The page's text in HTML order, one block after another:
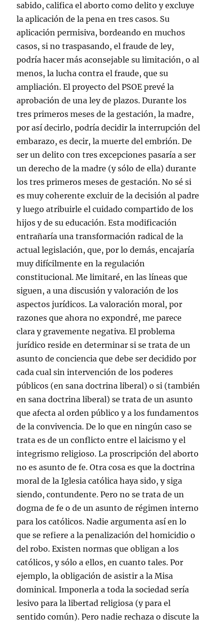
sabido, califica el aborto como delito y excluye
la aplicación de la pena en tres casos. Su
aplicación permisiva, bordeando en muchos
casos, si no traspasando, el fraude de ley,
podría hacer más aconsejable su limitación, o al
menos, la lucha contra el fraude, que su
ampliación. El proyecto del PSOE prevé la
aprobación de una ley de plazos. Durante los
tres primeros meses de la gestación, la madre,
por así decirlo, podría decidir la interrupción del
embarazo, es decir, la muerte del embrión. De
ser un delito con tres excepciones pasaría a ser
un derecho de la madre (y sólo de ella) durante
los tres primeros meses de gestación. No sé si
es muy coherente excluir de la decisión al padre
y luego atribuirle el cuidado compartido de los
hijos y de su educación. Esta modificación
entrañaría una transformación radical de la
actual legislación, que, por lo demás, encajaría
muy difícilmente en la regulación
constitucional. Me limitaré, en las líneas que
siguen, a una discusión y valoración de los
aspectos jurídicos. La valoración moral, por
razones que ahora no expondré, me parece
clara y gravemente negativa. El problema
jurídico reside en determinar si se trata de un
asunto de conciencia que debe ser decidido por
cada cual sin intervención de los poderes
públicos (en sana doctrina liberal) o si (también
en sana doctrina liberal) se trata de un asunto
que afecta al orden público y a los fundamentos
de la convivencia. De lo que en ningún caso se
trata es de un conflicto entre el laicismo y el
integrismo religioso. La proscripción del aborto
no es asunto de fe. Otra cosa es que la doctrina
moral de la Iglesia católica haya sido, y siga
siendo, contundente. Pero no se trata de un
dogma de fe o de un asunto de régimen interno
para los católicos. Nadie argumenta así en lo
que se refiere a la penalización del homicidio o
del robo. Existen normas que obligan a los
católicos, y sólo a ellos, en cuanto tales. Por
ejemplo, la obligación de asistir a la Misa
dominical. Imponerla a toda la sociedad sería
lesivo para la libertad religiosa (y para el
sentido común). Pero nadie rechaza o discute la